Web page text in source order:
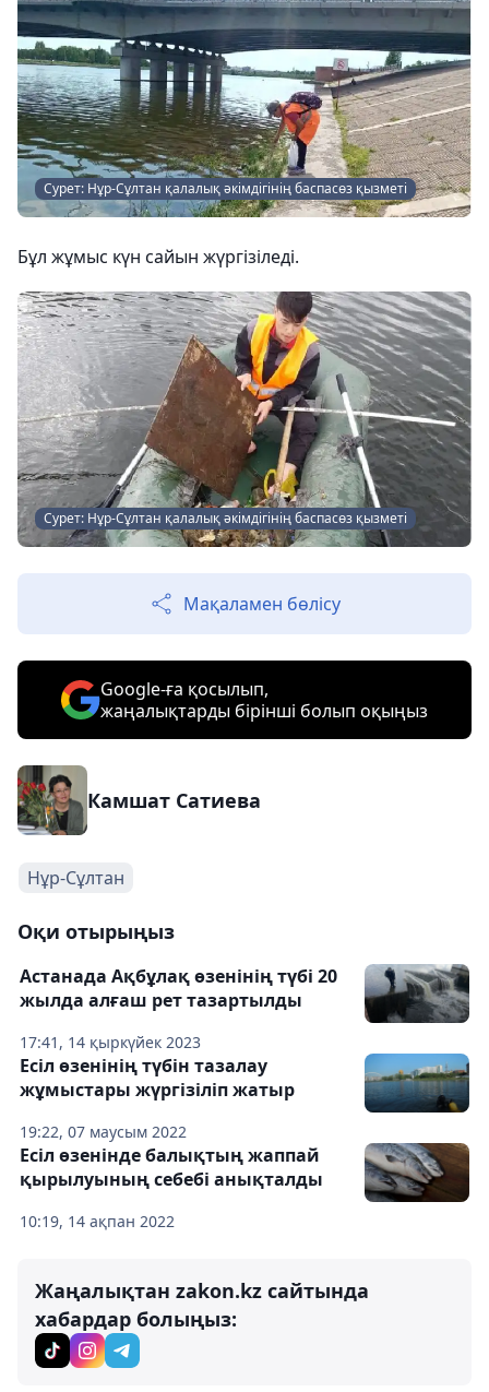
Сурет: Нұр-Сұлтан қалалық әкімдігінің баспасөз қызметі
Бұл жұмыс күн сайын жүргізіледі.
Сурет: Нұр-Сұлтан қалалық әкімдігінің баспасөз қызметі
Мақаламен бөлісу
Google-ға қосылып,
жаңалықтарды бірінші болып оқыңыз
Камшат Сатиева
Нұр-Сұлтан
Оқи отырыңыз
17:41, 14 қыркүйек 2023
Астанада Ақбұлақ өзенінің түбі 20
жылда алғаш рет тазартылды
19:22, 07 маусым 2022
Есіл өзенінің түбін тазалау
жұмыстары жүргізіліп жатыр
10:19, 14 ақпан 2022
Есіл өзенінде балықтың жаппай
қырылуының себебі анықталды
Жаңалықтан zakon.kz сайтында
хабардар болыңыз: